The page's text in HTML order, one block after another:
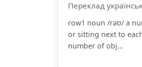
Переклад
row1 noun /rəʊ/ a
or sitting next to
number of obj...